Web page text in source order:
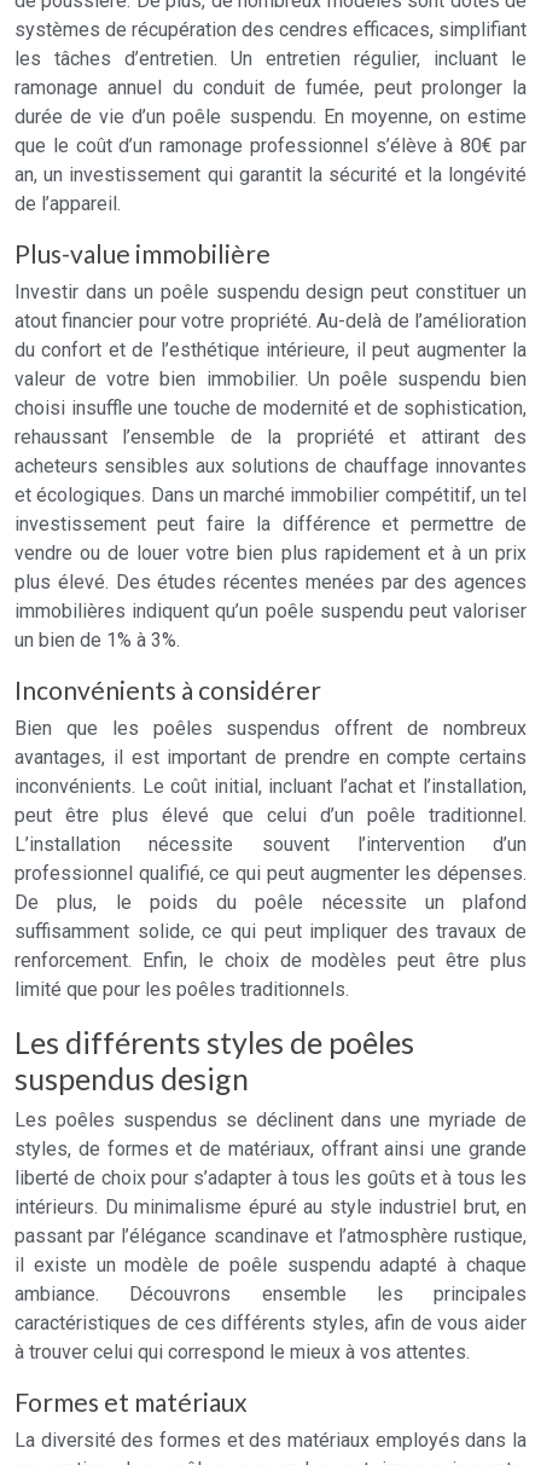
systèmes de récupération des cendres efficaces, simplifiant
les tâches d’entretien. Un entretien régulier, incluant le
ramonage annuel du conduit de fumée, peut prolonger la
durée de vie d’un poêle suspendu. En moyenne, on estime
que le coût d’un ramonage professionnel s’élève à 80€ par
an, un investissement qui garantit la sécurité et la longévité
de l’appareil.
Plus-value immobilière
Investir dans un poêle suspendu design peut constituer un
atout financier pour votre propriété. Au-delà de l’amélioration
du confort et de l’esthétique intérieure, il peut augmenter la
valeur de votre bien immobilier. Un poêle suspendu bien
choisi insuffle une touche de modernité et de sophistication,
rehaussant l’ensemble de la propriété et attirant des
acheteurs sensibles aux solutions de chauffage innovantes
et écologiques. Dans un marché immobilier compétitif, un tel
investissement peut faire la différence et permettre de
vendre ou de louer votre bien plus rapidement et à un prix
plus élevé. Des études récentes menées par des agences
immobilières indiquent qu’un poêle suspendu peut valoriser
un bien de 1% à 3%.
Inconvénients à considérer
Bien que les poêles suspendus offrent de nombreux
avantages, il est important de prendre en compte certains
inconvénients. Le coût initial, incluant l’achat et l’installation,
peut être plus élevé que celui d’un poêle traditionnel.
L’installation nécessite souvent l’intervention d’un
professionnel qualifié, ce qui peut augmenter les dépenses.
De plus, le poids du poêle nécessite un plafond
suffisamment solide, ce qui peut impliquer des travaux de
renforcement. Enfin, le choix de modèles peut être plus
limité que pour les poêles traditionnels.
Les différents styles de poêles
suspendus design
Les poêles suspendus se déclinent dans une myriade de
styles, de formes et de matériaux, offrant ainsi une grande
liberté de choix pour s’adapter à tous les goûts et à tous les
intérieurs. Du minimalisme épuré au style industriel brut, en
passant par l’élégance scandinave et l’atmosphère rustique,
il existe un modèle de poêle suspendu adapté à chaque
ambiance. Découvrons ensemble les principales
caractéristiques de ces différents styles, afin de vous aider
à trouver celui qui correspond le mieux à vos attentes.
Formes et matériaux
La diversité des formes et des matériaux employés dans la